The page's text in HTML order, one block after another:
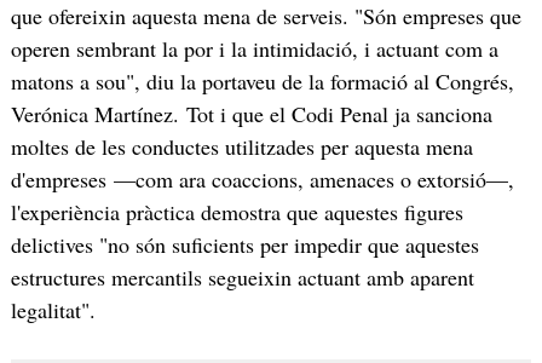
que ofereixin aquesta mena de serveis. "Són empreses que
operen sembrant la por i la intimidació, i actuant com a
matons a sou", diu la portaveu de la formació al Congrés,
Verónica Martínez. Tot i que el Codi Penal ja sanciona
moltes de les conductes utilitzades per aquesta mena
d'empreses —com ara coaccions, amenaces o extorsió—,
l'experiència pràctica demostra que aquestes figures
delictives "no són suficients per impedir que aquestes
estructures mercantils segueixin actuant amb aparent
legalitat".